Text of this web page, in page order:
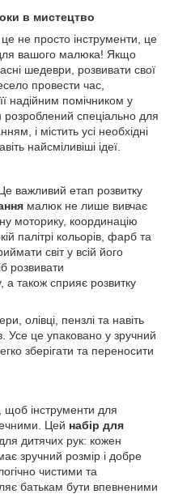
в мистецтво
не просто інструменти, це
для вашого малюка! Якщо
шедеври, розвивати свої
провести час,
надійним помічником у
розроблений спеціально для
і містить усі необхідні
найсміливіші ідеї.
важливий етап розвитку
малюк не лише вивчає
моторику, координацію
палітрі кольорів, фарб та
світ у всій його
розвивати
а також сприяє розвитку
олівці, пензлі та навіть
Усе це упаковано у зручний
зберігати та переносити
інструменти для
Цей набір для
дитячих рук: кожен
зручний розмір і добре
чистими та
батькам бути впевненими